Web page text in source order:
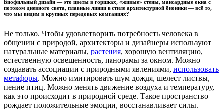
Биофильный дизайн — это цветы в горшках, «живые» стены, мансардные окна с
потоком дневного света, плавные линии в стиле архитектурной бионики — всё то,
что мы видим в крупных передовых компаниях?
Не только. Чтобы удовлетворить потребность человека в
общении с природой, архитекторы и дизайнеры используют
натуральные материалы, растения, хорошую вентиляцию,
естественную освещенность, панорамы за окном. Можно
создавать ассоциации с природными явлениями, использовать
метафоры. Можно имитировать шум дождя, шелест листвы,
пение птиц. Можно менять движение воздуха и температуру,
как это происходит в природной среде. Такое пространство
рождает положительные эмоции, восстанавливает силы.